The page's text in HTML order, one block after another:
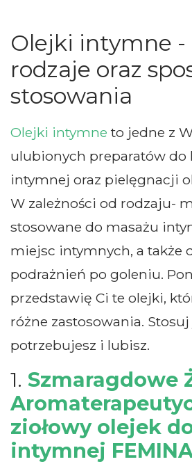
Olejki intymne -
rodzaje oraz
stosowania
Olejki intymne to jedne z
ulubionych preparatów do
intymnej oraz pielęgnacji
W zależności od rodzaju-
stosowane do masażu
miejsc intymnych, a także
podrażnień po goleniu.
przedstawię Ci te olejki,
różne zastosowania.
potrzebujesz i lubisz.
1. Szmaragdowe
ziołowy olejek
intymnej